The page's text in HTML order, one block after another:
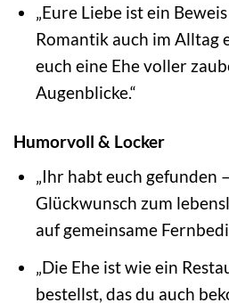
„Eure Liebe ist ein
Romantik auch im Alltag
euch eine Ehe voller
Augenblicke.“
Humorvoll & Locker
„Ihr habt euch gefunden
Glückwunsch zum
auf gemeinsame
„Die Ehe ist wie ein
bestellst, das du auch